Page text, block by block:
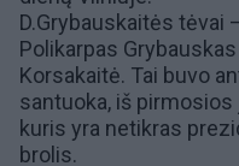
D.Grybauskaitės tėvai
Polikarpas
Korsakaitė. Tai buvo
santuoka, iš
kuris yra netikras
brolis.